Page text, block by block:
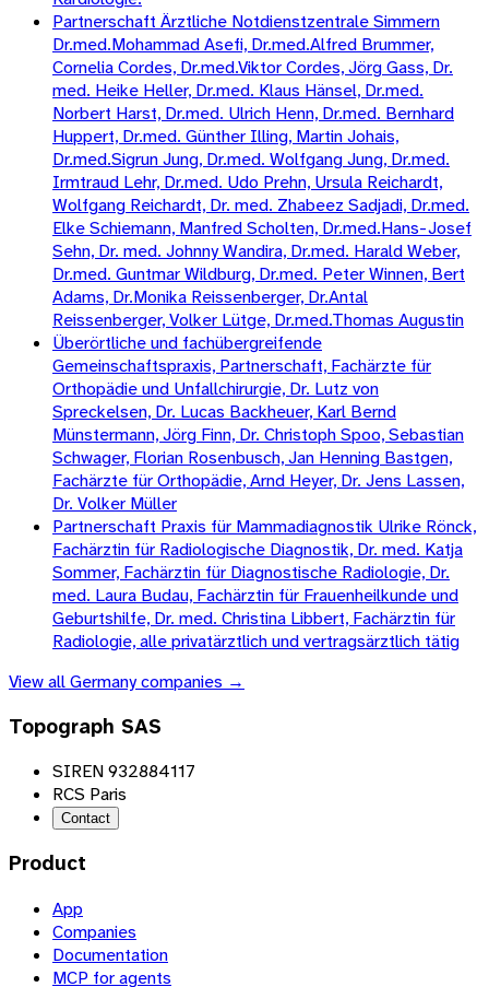
Partnerschaft Ärztliche Notdienstzentrale Simmern
Dr.med.Mohammad Asefi, Dr.med.Alfred Brummer,
Cornelia Cordes, Dr.med.Viktor Cordes, Jörg Gass, Dr.
med. Heike Heller, Dr.med. Klaus Hänsel, Dr.med.
Norbert Harst, Dr.med. Ulrich Henn, Dr.med. Bernhard
Huppert, Dr.med. Günther Illing, Martin Johais,
Dr.med.Sigrun Jung, Dr.med. Wolfgang Jung, Dr.med.
Irmtraud Lehr, Dr.med. Udo Prehn, Ursula Reichardt,
Wolfgang Reichardt, Dr. med. Zhabeez Sadjadi, Dr.med.
Elke Schiemann, Manfred Scholten, Dr.med.Hans-Josef
Sehn, Dr. med. Johnny Wandira, Dr.med. Harald Weber,
Dr.med. Guntmar Wildburg, Dr.med. Peter Winnen, Bert
Adams, Dr.Monika Reissenberger, Dr.Antal
Reissenberger, Volker Lütge, Dr.med.Thomas Augustin
Überörtliche und fachübergreifende
Gemeinschaftspraxis, Partnerschaft, Fachärzte für
Orthopädie und Unfallchirurgie, Dr. Lutz von
Spreckelsen, Dr. Lucas Backheuer, Karl Bernd
Münstermann, Jörg Finn, Dr. Christoph Spoo, Sebastian
Schwager, Florian Rosenbusch, Jan Henning Bastgen,
Fachärzte für Orthopädie, Arnd Heyer, Dr. Jens Lassen,
Dr. Volker Müller
Partnerschaft Praxis für Mammadiagnostik Ulrike Rönck,
Fachärztin für Radiologische Diagnostik, Dr. med. Katja
Sommer, Fachärztin für Diagnostische Radiologie, Dr.
med. Laura Budau, Fachärztin für Frauenheilkunde und
Geburtshilfe, Dr. med. Christina Libbert, Fachärztin für
Radiologie, alle privatärztlich und vertragsärztlich tätig
View allGermanycompanies →
Topograph SAS
SIREN 932884117
RCS Paris
Contact
Product
App
Companies
Documentation
MCP for agents